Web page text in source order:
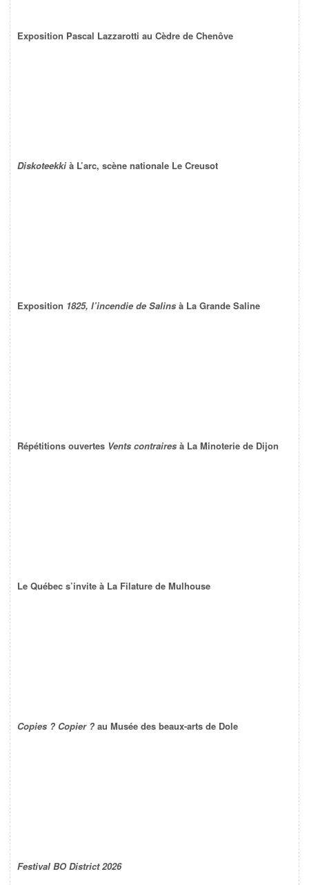
Exposition Pascal Lazzarotti au Cèdre de Chenôve
Diskoteekki à L’arc, scène nationale Le Creusot
Exposition 1825, l’incendie de Salins à La Grande Saline
Répétitions ouvertes Vents contraires à La Minoterie de Dijon
Le Québec s’invite à La Filature de Mulhouse
Copies ? Copier ? au Musée des beaux-arts de Dole
Festival BO District 2026